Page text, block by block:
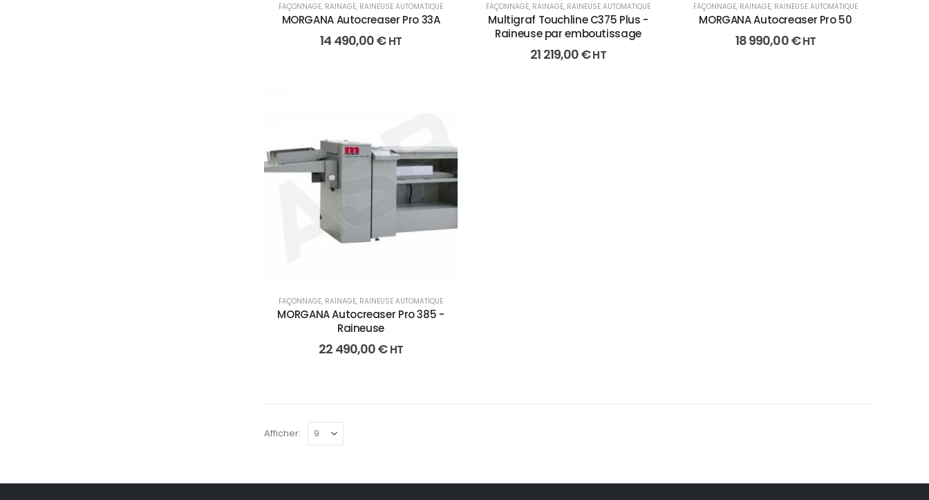
FAÇONNAGE, RAINAGE, RAINEUSE AUTOMATIQUE
MORGANA Autocreaser Pro 33A
14 490,00€ HT
FAÇONNAGE, RAINAGE, RAINEUSE AUTOMATIQUE
Multigraf Touchline C375 Plus -
Raineuse par emboutissage
21 219,00€HT
FAÇONNAGE, RAINAGE, RAINEUSE AUTOMATIQUE
MORGANA Autocreaser Pro 50
18 990,00€HT
FAÇONNAGE, RAINAGE, RAINEUSE AUTOMATIQUE
MORGANA Autocreaser Pro 385 -
Raineuse
22 490,00€ HT
Afficher: